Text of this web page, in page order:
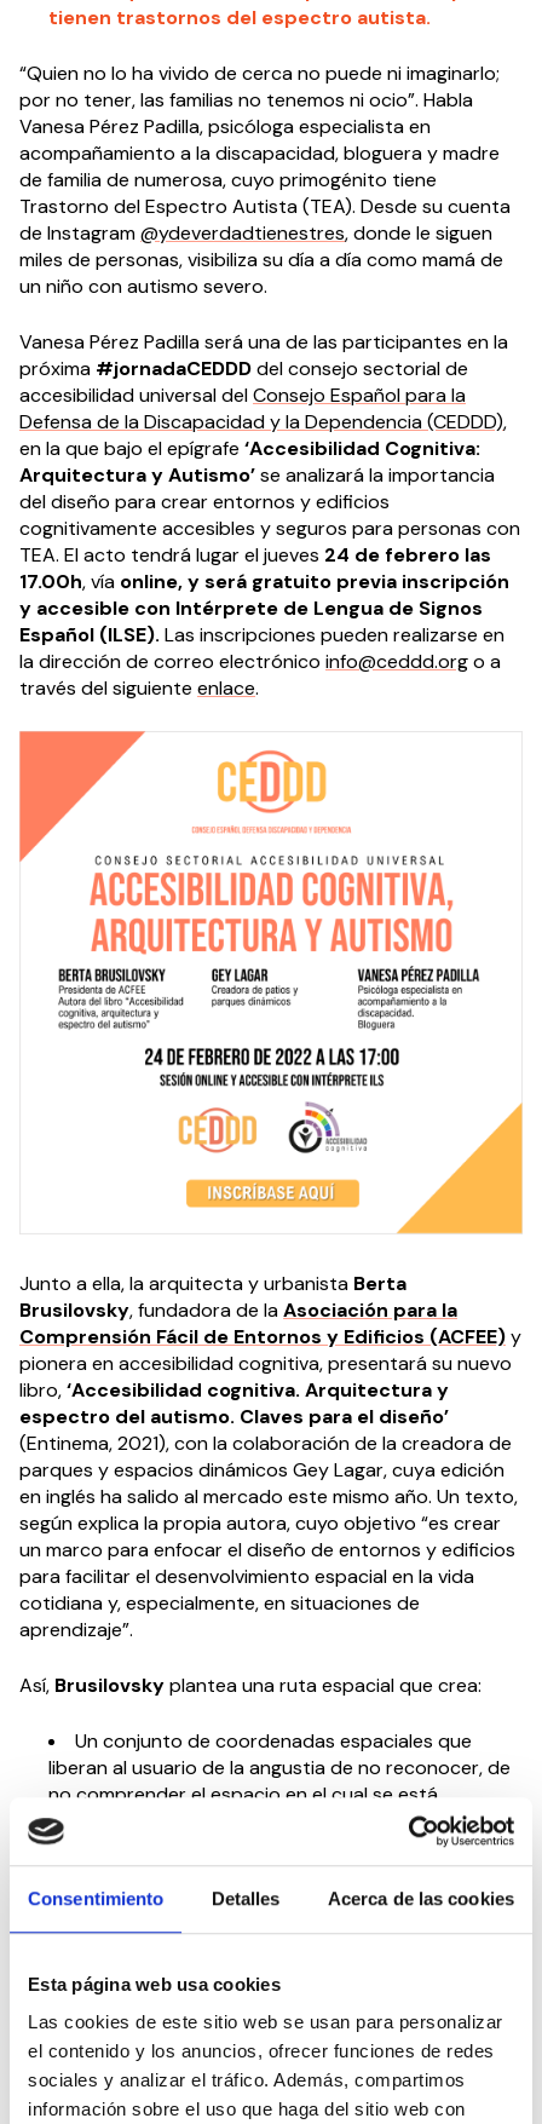
Consentimiento Detalles Acerca de las cookies
Esta página web usa cookies
Las cookies de este sitio web se usan para personalizar
el contenido y los anuncios, ofrecer funciones de redes
sociales y analizar el tráfico. Además, compartimos
información sobre el uso que haga del sitio web con
tienen trastornos del espectro autista.
“Quien no lo ha vivido de cerca no puede ni imaginarlo;
por no tener, las familias no tenemos ni ocio”. Habla
Vanesa Pérez Padilla, psicóloga especialista en
acompañamiento a la discapacidad, bloguera y madre
de familia de numerosa, cuyo primogénito tiene
Trastorno del Espectro Autista (TEA). Desde su cuenta
de Instagram@ydeverdadtienestres, donde le siguen
miles de personas, visibiliza su día a día como mamá de
un niño con autismo severo.
Vanesa Pérez Padilla será una de las participantes en la
próxima #jornadaCEDDDdel consejo sectorial de
accesibilidad universal delConsejo Español para la
Defensa de la Discapacidad y la Dependencia (CEDDD),
en la que bajo el epígrafe ‘Accesibilidad Cognitiva:
Arquitectura y Autismo’se analizará la importancia
del diseño para crear entornos y edificios
cognitivamente accesibles y seguros para personas con
TEA. El acto tendrá lugar el jueves 24 de febrero las
17.00h, vía online, y será gratuito previa inscripción
y accesible con Intérprete de Lengua de Signos
Español (ILSE). Las inscripciones pueden realizarse en
la dirección de correo electrónico info@ceddd.orgo a
través del siguiente enlace.
Junto a ella, la arquitecta y urbanista Berta
Brusilovsky, fundadora de laAsociación para la
Comprensión Fácil de Entornos y Edificios (ACFEE)y
pionera en accesibilidad cognitiva, presentará su nuevo
libro,‘Accesibilidad cognitiva. Arquitectura y
espectro del autismo. Claves para el diseño’
(Entinema, 2021), con la colaboración de la creadora de
parques y espacios dinámicos Gey Lagar, cuya edición
en inglés ha salido al mercado este mismo año. Un texto,
según explica la propia autora, cuyo objetivo “es crear
un marco para enfocar el diseño de entornos y edificios
para facilitar el desenvolvimiento espacial en la vida
cotidiana y, especialmente, en situaciones de
aprendizaje”.
Así, Brusilovskyplantea una ruta espacial que crea:
Un conjunto de coordenadas espaciales que
liberan al usuario de la angustia de no reconocer, de
no comprender el espacio en el cual se está
desenvolviendo. Y que le brindan la posibilidad de
encontrar el camino, orientándolo hacia donde
necesita o desea ir.
Una estructura del exterior y del interior, con sus
correspondientes actividades colocadas de manera
organización, secuencia funcional y sensorial de
grupales e individuales prestando especial atención a
los lugares de transición y recuperación entre
actividades opuestas o diferentes, tanto físicas
como emocionales.